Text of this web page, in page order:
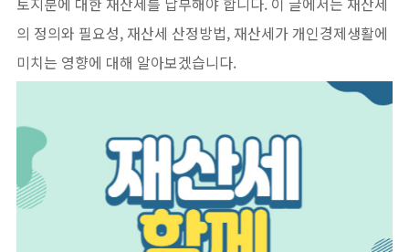
의 정의와 필요성, 재산세 산정방법, 재산세가 개인경제생활에
미치는 영향에 대해 알아보겠습니다.